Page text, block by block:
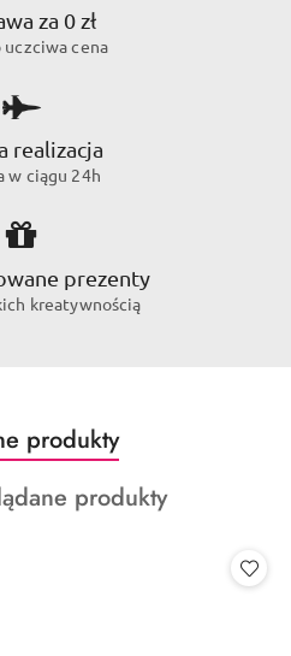
za 0 zł
uczciwa cena
realizacja
w ciągu 24h
prezenty
kreatywnością
produkty
produkty